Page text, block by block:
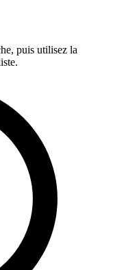
puis utilisez la